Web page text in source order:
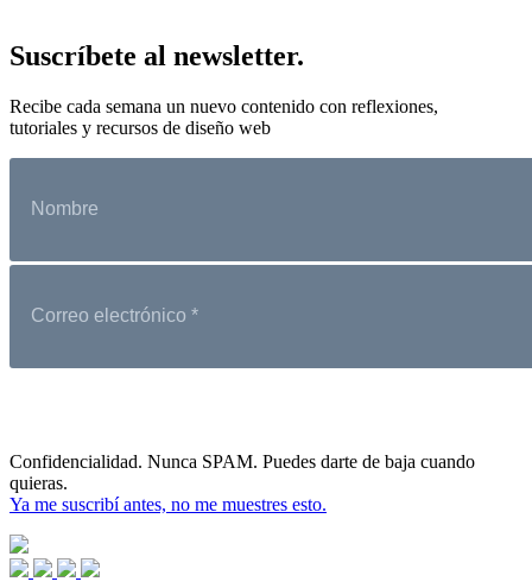
Suscríbete al newsletter.
Recibe cada semana un nuevo contenido con reflexiones,
tutoriales y recursos de diseño web
Confidencialidad. Nunca SPAM. Puedes darte de baja cuando
quieras.
Ya me suscribí antes, no me muestres esto.